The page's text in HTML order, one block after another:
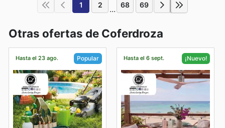
1 2 ... 68 69
Otras ofertas de Coferdroza
Hasta el 23 ago. Popular Hasta el 6 sept. ¡Nuevo!